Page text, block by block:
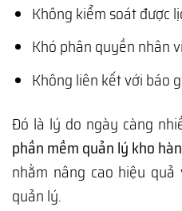
Không kiểm soát được
Khó phân quyền nhân
Không liên kết với báo
Đó là lý do ngày càng
phần mềm quản lý kho
nhằm nâng cao hiệu
quản lý.